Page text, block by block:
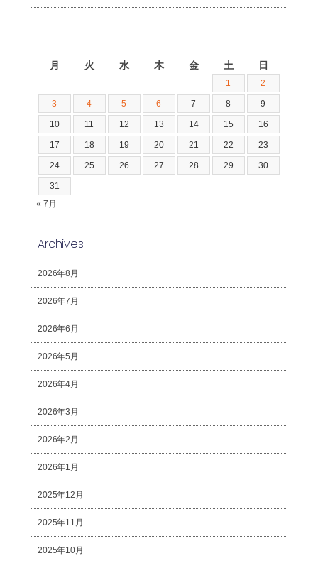
月 火 水 木 金 土 日
1 2
3 4 5 6 7 8 9
10 11 12 13 14 15 16
17 18 19 20 21 22 23
24 25 26 27 28 29 30
31
« 7月
Archives
2026年8月
2026年7月
2026年6月
2026年5月
2026年4月
2026年3月
2026年2月
2026年1月
2025年12月
2025年11月
2025年10月